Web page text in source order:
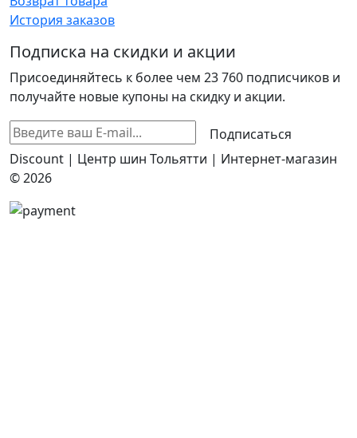
История заказов
Подписка на скидки и акции
Присоединяйтесь к более чем 23 760 подписчиков и
получайте новые купоны на скидку и акции.
Подписаться
Discount | Центр шин Тольятти | Интернет-магазин
© 2026